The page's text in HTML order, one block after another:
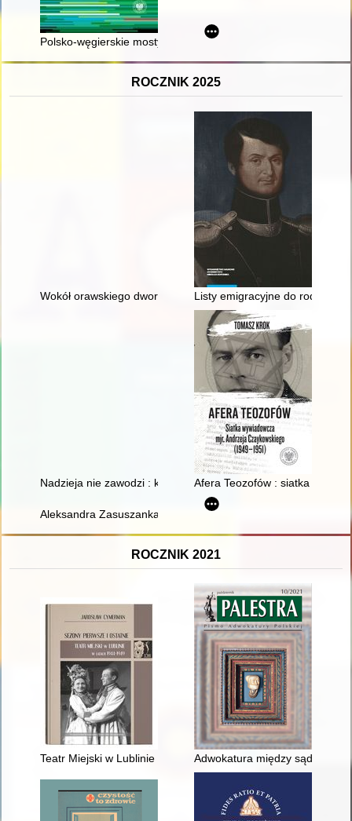
Polsko-węgierskie mosty przyjaźni : biografie
ROCZNIK 2025
Wokół orawskiego dworu : podróż w czasie i przestrzeni
Listy emigracyjne do rodziców
Nadzieja nie zawodzi : księga pamiątkowa na 40-lecie
Afera Teozofów : siatka
Aleksandra Zasuszanka-Dobrowolska (1906-1989) : życie i
ROCZNIK 2021
Teatr Miejski w Lublinie (1944-1949) : źródła - nieznane fakty
Adwokatura między sądem